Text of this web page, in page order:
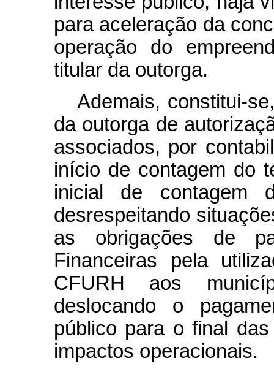
para aceleração da
operação do
titular da outorga.
Ademais, constitui-
da outorga de
associados, por
início de contagem do
inicial de contagem
desrespeitando
as obrigações de
Financeiras pela
CFURH aos
deslocando o
público para o final
impactos operacionais.